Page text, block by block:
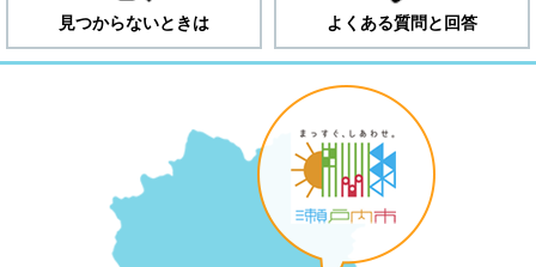
見つからないときは よくある質問と回答